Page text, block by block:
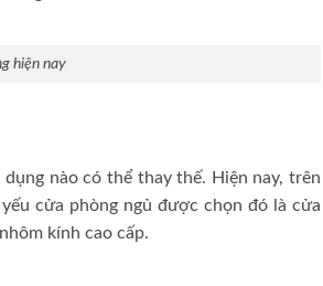
hiện nay
nào có thể thay thế. Hiện nay, trên
cửa phòng ngủ được chọn đó là cửa
kính cao cấp.